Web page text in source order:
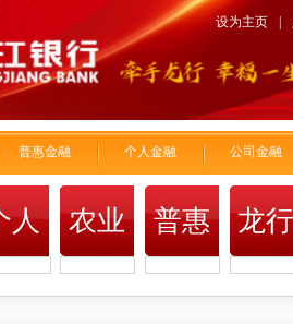
设为主页
普惠金融 个人金融 公司金融
人
融
农业
金融
普惠
金融
龙
风